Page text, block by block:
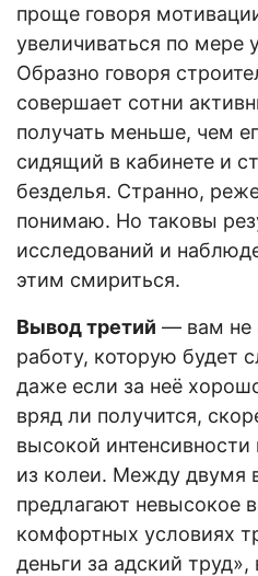
проще говоря
увеличиваться по мере
Образно говоря
совершает сотни
получать меньше, чем
сидящий в кабинете и
безделья. Странно,
понимаю. Но таковы
исследований и
этим смириться.
Вывод третий — вам не
работу, которую будет
даже если за неё
вряд ли получится,
высокой
из колеи. Между двумя
предлагают невысокое
комфортных условиях
деньги за адский труд»,